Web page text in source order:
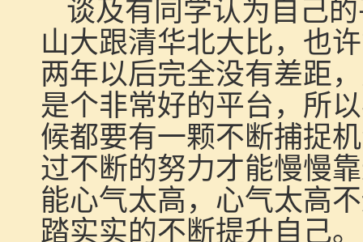
谈及有同学认为自己
山大跟清华北大比，也
两年以后完全没有差距
是个非常好的平台，所
候都要有一颗不断捕捉
过不断的努力才能慢慢
能心气太高，心气太高
踏实实的不断提升自己。